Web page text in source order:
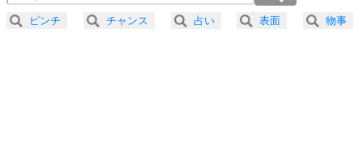
2.5倍速 （199KB 50秒）
3.0倍速 （166KB 42秒）
ピンチ チャンス 占い 表面 物事